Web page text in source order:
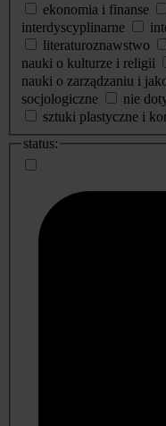
ekonomia i finanse
interdyscyplinarne
literaturoznawstwo
nauki o kulturze i religii
nauki o zarządzaniu i
socjologiczne
nie
sztuki plastyczne i
status: